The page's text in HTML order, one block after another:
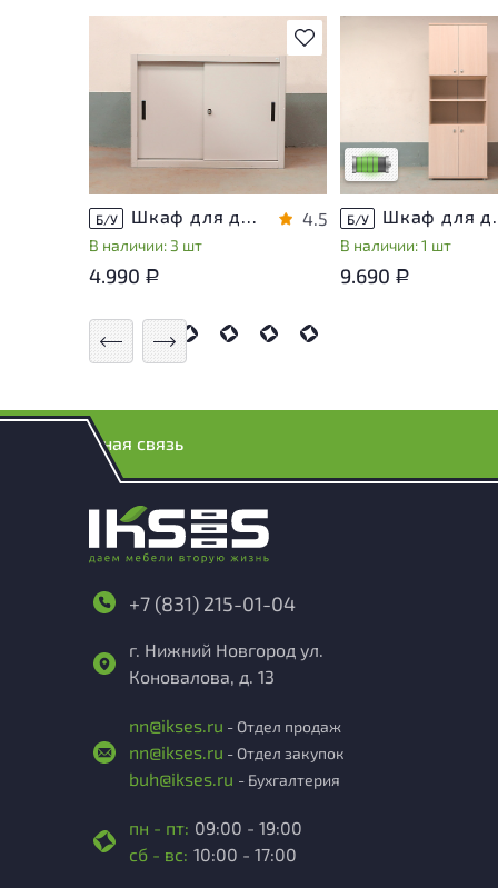
В избранное
Б/У Шкаф для документов Металл
В наличии: 3 шт
4.5
4.990 Р
незначительные
эксплуатации, не
использования
Низкая степень
Б/У Шкаф для
В наличии: 1 шт
9.690 Р
Обратная связь
+7 (831) 215-01-04
г. Нижний Новгород ул.
Коновалова, д. 13
nn@ikses.ru - Отдел продаж
nn@ikses.ru - Отдел закупок
buh@ikses.ru - Бухгалтерия
пн - пт: 09:00 - 19:00
сб - вс: 10:00 - 17:00